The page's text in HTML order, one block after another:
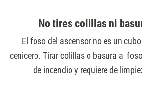
No tires colillas ni
El foso del ascensor no es un
cenicero. Tirar colillas o basura al
de incendio y requiere de